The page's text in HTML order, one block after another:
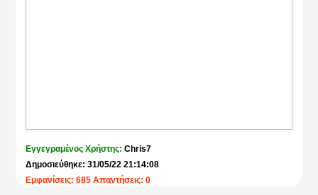
Εγγεγραμένος Χρήστης:Chris7
Δημοσιεύθηκε: 31/05/22 21:14:08
Εμφανίσεις: 685 Απαντήσεις: 0